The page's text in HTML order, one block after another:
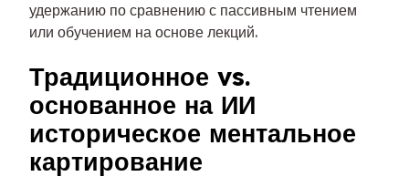
удержанию по сравнению с пассивным чтением
или обучением на основе лекций.
Традиционное vs.
основанное на ИИ
историческое ментальное
картирование